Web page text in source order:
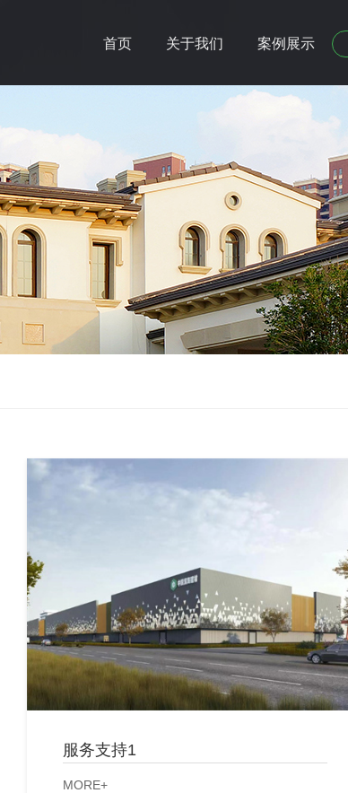
首页 关于我们 案例展示
服务支持1
MORE+